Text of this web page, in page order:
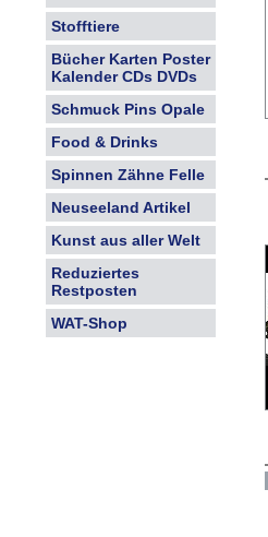
Stofftiere
Bücher Karten Poster
Kalender CDs DVDs
Schmuck Pins Opale
Food & Drinks
Spinnen Zähne Felle
Neuseeland Artikel
Kunst aus aller Welt
Reduziertes
Restposten
WAT-Shop